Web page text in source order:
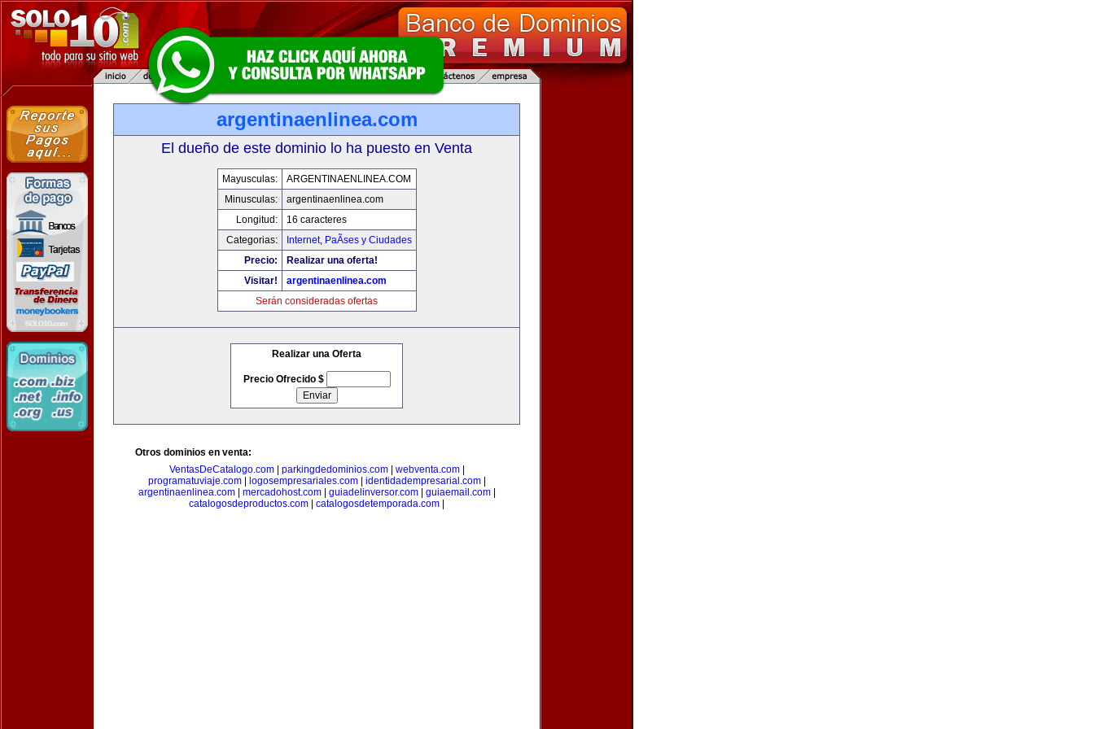
argentinaenlinea.com
El dueño de este dominio lo ha puesto en Venta
Mayusculas:
ARGENTINAENLINEA.COM
Minusculas:
argentinaenlinea.com
Longitud:
16 caracteres
Categorias:
Internet, PaÃ­ses y Ciudades
Precio:
Realizar una oferta!
Visitar!
argentinaenlinea.com
Serán consideradas ofertas
Realizar una Oferta
Precio Ofrecido $
Otros dominios en venta:
VentasDeCatalogo.com| parkingdedominios.com| webventa.com|
programatuviaje.com| logosempresariales.com| identidadempresarial.com|
argentinaenlinea.com| mercadohost.com| guiadelinversor.com| guiaemail.com|
catalogosdeproductos.com
catalogosdetemporada.com